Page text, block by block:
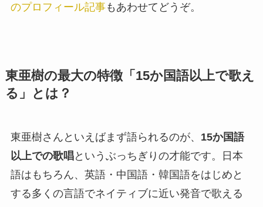
のプロフィール記事もあわせてどうぞ。
東亜樹の最大の特徴「15か国語以上で歌え
る」とは？
東亜樹さんといえばまず語られるのが、 15か国語
以上での歌唱というぶっちぎりの才能です。日本
語はもちろん、英語・中国語・韓国語をはじめと
する多くの言語でネイティブに近い発音で歌える